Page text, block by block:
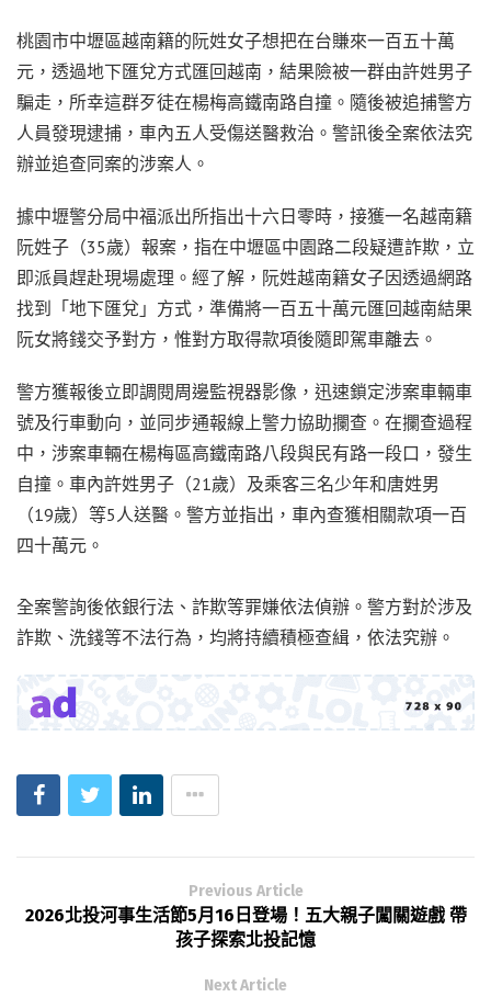
桃園市中壢區越南籍的阮姓女子想把在台賺來一百五十萬
元，透過地下匯兌方式匯回越南，結果險被一群由許姓男子
騙走，所幸這群歹徒在楊梅高鐵南路自撞。隨後被追捕警方
人員發現逮捕，車內五人受傷送醫救治。警訊後全案依法究
辦並追查同案的涉案人。
據中壢警分局中福派出所指出十六日零時，接獲一名越南籍
阮姓子（35歲）報案，指在中壢區中園路二段疑遭詐欺，立
即派員趕赴現場處理。經了解，阮姓越南籍女子因透過網路
找到「地下匯兌」方式，準備將一百五十萬元匯回越南結果
阮女將錢交予對方，惟對方取得款項後隨即駕車離去。
警方獲報後立即調閱周邊監視器影像，迅速鎖定涉案車輛車
號及行車動向，並同步通報線上警力協助攔查。在攔查過程
中，涉案車輛在楊梅區高鐵南路八段與民有路一段口，發生
自撞。車內許姓男子（21歲）及乘客三名少年和唐姓男
（19歲）等5人送醫。警方並指出，車內查獲相關款項一百
四十萬元。
全案警詢後依銀行法、詐欺等罪嫌依法偵辦。警方對於涉及
詐欺、洗錢等不法行為，均將持續積極查緝，依法究辦。
Previous Article
2026北投河事生活節5月16日登場！五大親子闖關遊戲 帶
孩子探索北投記憶
Next Article